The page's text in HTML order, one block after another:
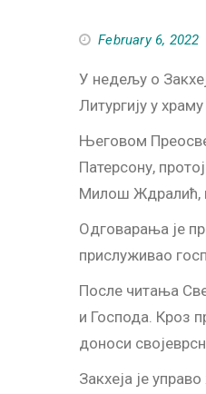
February 6, 2022
У недељу о
Литургију у
Његовом
Патерсону,
Милош Ждралић,
Одговарања је
прислуживао
После читања
и Господа. Кроз
доноси
Закхеја је